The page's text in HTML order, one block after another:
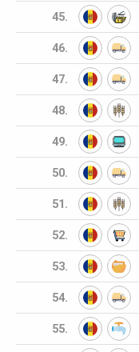
45.
46.
47.
48.
49.
50.
51.
52.
53.
54.
55.